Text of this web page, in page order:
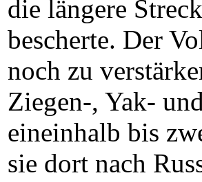
die längere
bescherte. Der
noch zu
Ziegen-, Yak-
eineinhalb bis
sie dort nach